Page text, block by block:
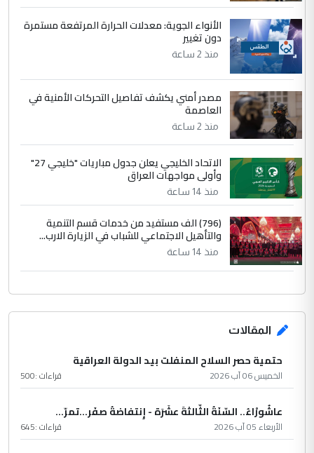
الموضوع :
بين الإهمال واغتصاب الأرض.. بلاد
الرافدين تعاني الجفاف والتصحر!!
الأنواء الجوية: معدلات الحرارة المرتفعة مستمرة
دون تغيير
منذ 2 ساعة
مصدر أمني يكشف تفاصيل التحركات الأمنية في
العاصمة
منذ 2 ساعة
الاتحاد الخليجي يعلن جدول مباريات "خليجي 27"
وأولى مواجهات العراق
منذ 14 ساعة
(796) الف مستفيد من خدمات قسم التنمية
والتأهيل الاجتماعي للشباب في الزيارة الارب...
منذ 14 ساعة
المقالات
حتمية حصر السلاح المنفلت بيد الدولة العراقية
الخميس 06 آب 2026 قراءات :500
عاشُورْاءُ.. السّنَةُ الثّالثةَ عشَرَة - إِنتفاضةُ صفَر…تمرّ...
الأربعاء 05 آب 2026 قراءات :645